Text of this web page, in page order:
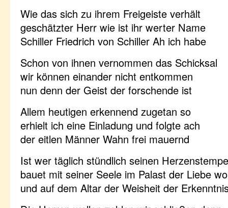
Wie das sich zu ihrem Freigeiste verhält
geschätzter Herr wie ist ihr werter Name
Schiller Friedrich von Schiller Ah ich habe
Schon von ihnen vernommen das Schicksal
wir können einander nicht entkommen
nun denn der Geist der forschende ist
Allem heutigen erkennend zugetan so
erhielt ich eine Einladung und folgte ach
der eitlen Männer Wahn frei mauernd
Ist wer täglich stündlich seinen
bauet mit seiner Seele im Palast der Liebe
und auf dem Altar der Weisheit der